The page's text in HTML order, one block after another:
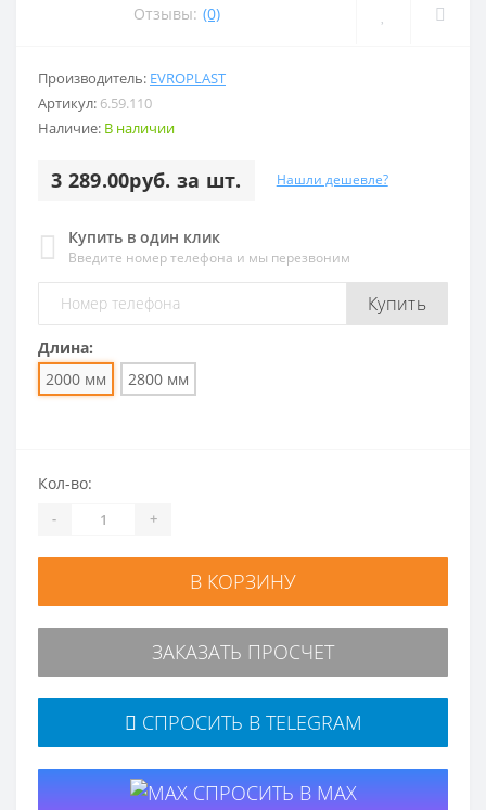
Отзывы: (0)
Производитель: EVROPLAST
Артикул: 6.59.110
Наличие: В наличии
3 289.00руб. за шт. Нашли дешевле?
Купить в один клик
Введите номер телефона и мы перезвоним
Купить
Длина:
2000 мм
2800 мм
Кол-во:
- +
В КОРЗИНУ
ЗАКАЗАТЬ ПРОСЧЕТ
СПРОСИТЬ В TELEGRAM
СПРОСИТЬ В MAX